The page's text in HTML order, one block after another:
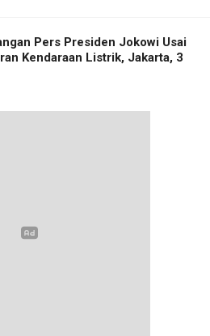
Pers Presiden Jokowi Usai
Kendaraan Listrik, Jakarta, 3